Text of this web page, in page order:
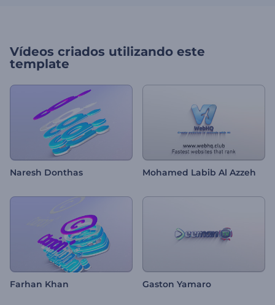
Vídeos criados utilizando este
template
Naresh Donthas Mohamed Labib Al Azzeh
Farhan Khan Gaston Yamaro